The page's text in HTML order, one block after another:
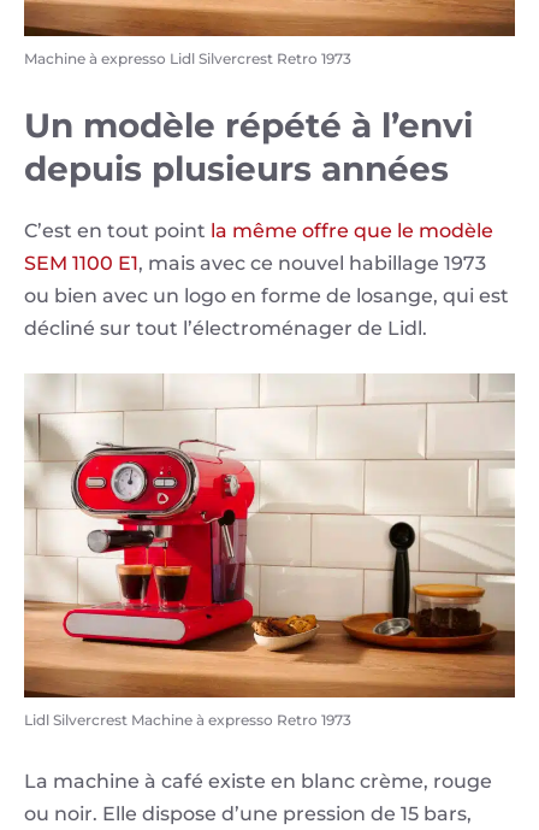
Machine à expresso Lidl Silvercrest Retro 1973
Un modèle répété à l’envi
depuis plusieurs années
C’est en tout point la même offre que le modèle
SEM 1100 E1, mais avec ce nouvel habillage 1973
ou bien avec un logo en forme de losange, qui est
décliné sur tout l’électroménager de Lidl.
Lidl Silvercrest Machine à expresso Retro 1973
La machine à café existe en blanc crème, rouge
ou noir. Elle dispose d’une pression de 15 bars,